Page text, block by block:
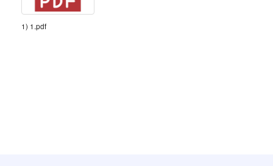
1) 1.pdf